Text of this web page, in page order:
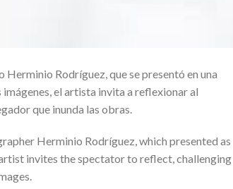
Rodríguez, que se presentó en una
el artista invita a reflexionar al
que inunda las obras.
Herminio Rodríguez, which presented as
invites the spectator to reflect, challenging